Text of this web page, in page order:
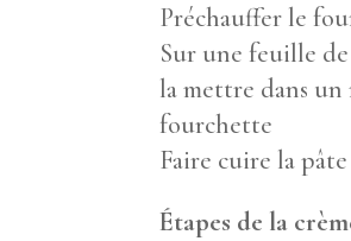
Préchauffer le
Sur une feuille
la mettre dans
fourchette
Faire cuire la
Étapes de la